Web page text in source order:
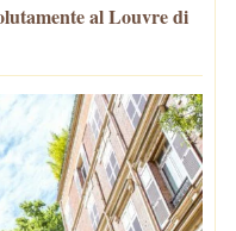
al Louvre di